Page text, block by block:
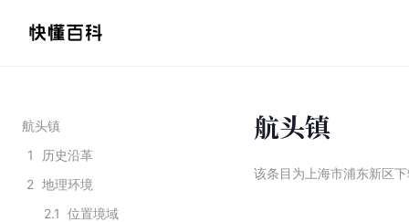
航头镇
1
历史沿革
2 地理环境
2.1 位置境域
航头镇
该条目为 上海市浦东新区